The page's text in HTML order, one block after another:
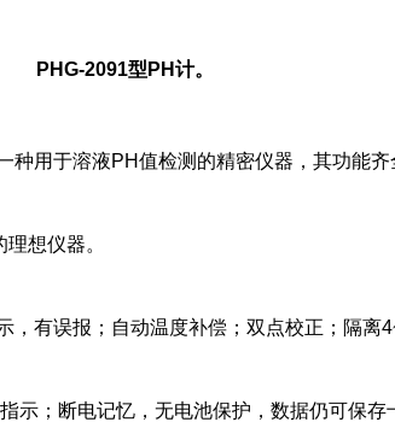
PHG-2091型PH计。
种用于溶液PH值检测的精密仪器，其功能
想仪器。
，有误报；自动温度补偿；双点校正；隔离
示；断电记忆，无电池保护，数据仍可保存